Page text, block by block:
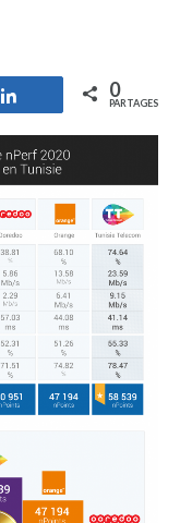
Partagez 0
PARTAGES